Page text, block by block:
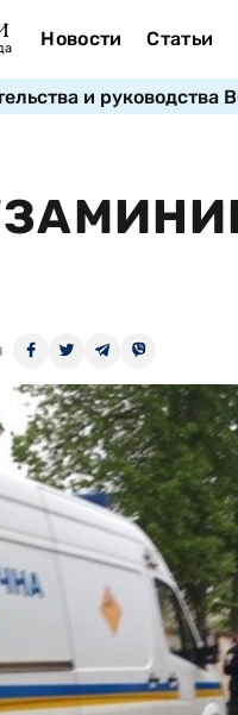
Новости Статьи
и руководства